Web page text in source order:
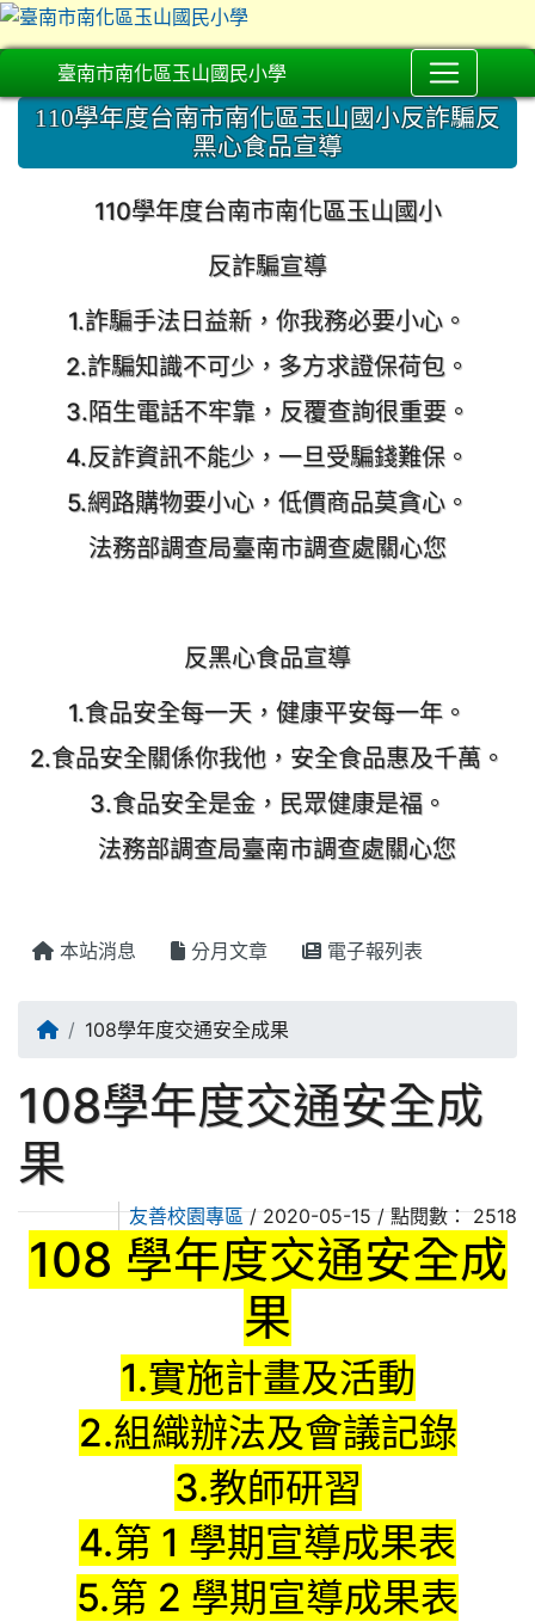
臺南市南化區玉山國民小學
110學年度台南市南化區玉山國小反詐騙反
黑心食品宣導
110學年度台南市南化區玉山國小
反詐騙宣導
1.詐騙手法日益新，你我務必要小心。
2.詐騙知識不可少，多方求證保荷包。
3.陌生電話不牢靠，反覆查詢很重要。
4.反詐資訊不能少，一旦受騙錢難保。
5.網路購物要小心，低價商品莫貪心。
法務部調查局臺南市調查處關心您
反黑心食品宣導
1.食品安全每一天，健康平安每一年。
2.食品安全關係你我他，安全食品惠及千萬。
3.食品安全是金，民眾健康是福。
法務部調查局臺南市調查處關心您
本站消息 分月文章 電子報列表
回首頁108學年度交通安全成果
108學年度交通安全成
果
友善校園專區/ 2020-05-15 / 點閱數： 2518
108 學年度交通安全成
果
1.實施計畫及活動
2.組織辦法及會議記錄
3.教師研習
4.第 1 學期宣導成果表
5.第 2 學期宣導成果表